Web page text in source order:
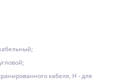
кабеля, Н - для